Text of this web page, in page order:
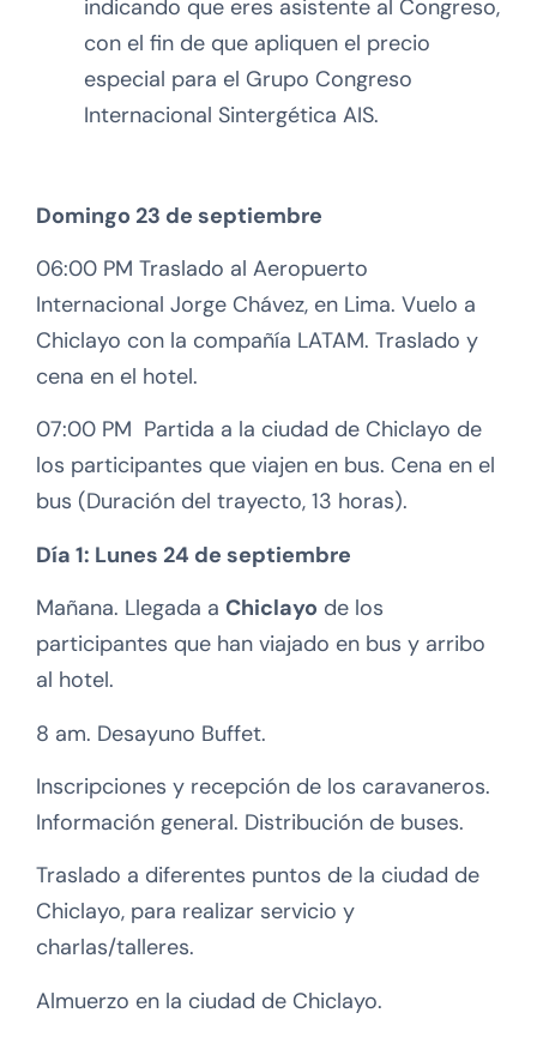
indicando que eres asistente al Congreso,
con el fin de que apliquen el precio
especial para el Grupo Congreso
Internacional Sintergética AIS.
Domingo 23 de septiembre
06:00 PM Traslado al Aeropuerto
Internacional Jorge Chávez, en Lima. Vuelo a
Chiclayo con la compañía LATAM. Traslado y
cena en el hotel.
07:00 PM Partida a la ciudad de Chiclayo de
los participantes que viajen en bus. Cena en el
bus (Duración del trayecto, 13 horas).
Día 1: Lunes 24 de septiembre
Mañana. Llegada a Chiclayo de los
participantes que han viajado en bus y arribo
al hotel.
8 am. Desayuno Buffet.
Inscripciones y recepción de los caravaneros.
Información general. Distribución de buses.
Traslado a diferentes puntos de la ciudad de
Chiclayo, para realizar servicio y
charlas/talleres.
Almuerzo en la ciudad de Chiclayo.